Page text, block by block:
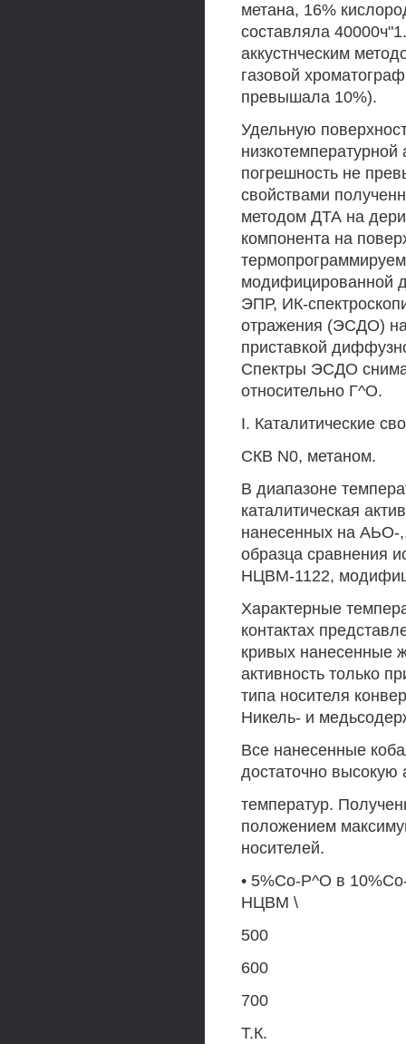
метана, 16%
составляла
аккустнческим
газовой
превышала 10%).
Удельную
погрешность не
свойствами
методом ДТА на
компонента на
модифицированной
ЭПР, ИК-
отражения (ЭСДО)
приставкой
Спектры ЭСДО
относительно Г^О.
I. Каталитические
СКВ N0, метаном.
В диапазоне
каталитическая
нанесенных на АЬО-
образца сравнения
НЦВМ-1122,
Характерные
контактах
кривых нанесенные
активность только
типа носителя
Никель- и
Все нанесенные
достаточно высокую
температур.
положением
носителей.
• 5%Со-Р^О в
НЦВМ \
500
600
700
Т.К.